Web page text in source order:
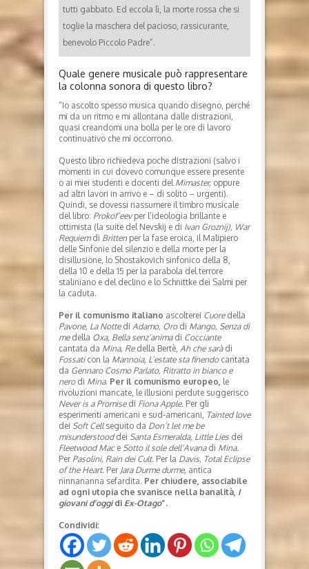
tutti gabbato. Ed eccola lì, la morte rossa che si
toglie la maschera del pacioso, rassicurante,
benevolo Piccolo Padre”.
Quale genere musicale può rappresentare
la colonna sonora di questo libro?
“Io ascolto spesso musica quando disegno, perché
mi da un ritmo e mi allontana dalle distrazioni,
quasi creandomi una bolla per le ore di lavoro
continuativo che mi occorrono.
Questo libro richiedeva poche distrazioni (salvo i
momenti in cui dovevo comunque essere presente
o ai miei studenti e docenti del Mimaster, oppure
ad altri lavori in arrivo e – di solito – urgenti).
Quindi, se dovessi riassumere il timbro musicale
del libro: Prokof’eevper l’ideologia brillante e
ottimista (la suite del Nevskij e di Ivan Groznij), War
Requiemdi Brittenper la fase eroica, il Malipiero
delle Sinfonie del silenzio e della morte per la
disillusione, lo Shostakovich sinfonico della 8,
della 10 e della 15 per la parabola del terrore
staliniano e del declino e lo Schnittke dei Salmi per
la caduta.
Per il comunismo italiano ascolterei Cuoredella
Pavone, La Nottedi Adamo, Orodi Mango, Senza di
medella Oxa, Bella senz’animadi Cocciante
cantata da Mina, Redella Bertè, Ah che saràdi
Fossaticon la Mannoia, L’estate sta finendocantata
da Gennaro Cosmo Parlato, Ritratto in bianco e
nerodi Mina. Per il comunismo europeo,
le
rivoluzioni mancate, le illusioni perdute suggerisco
Never is a Promisedi Fiona Apple. Per gli
esperimenti americani e sud-americani, Tainted love
dei Soft Cellseguito da Don’t let me be
misunderstooddei Santa Esmeralda, Little Lies dei
Fleetwood Mac e Sotto il sole dell’Avanadi Mina.
Per Pasolini, Rain dei Cult. Per la Davis, Total Eclipse
of the Heart. Per Jara Durme durme, antica
ninnananna sefardita. Per chiudere, associabile
ad ogni utopia che svanisce nella banalità, I
giovani d’oggidi Ex-Otago”.
Condividi: